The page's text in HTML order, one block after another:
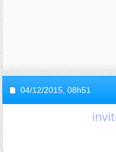
04/12/2015, 08h51